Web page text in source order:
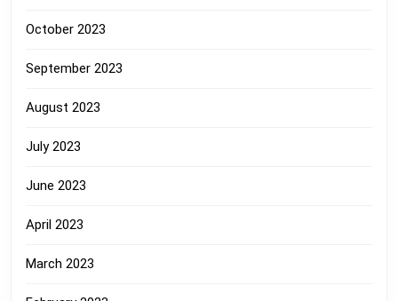
October 2023
September 2023
August 2023
July 2023
June 2023
April 2023
March 2023